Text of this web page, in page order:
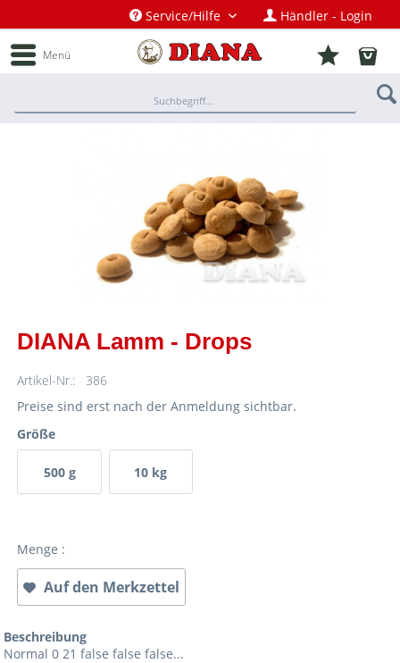
Service/Hilfe Händler - Login
Menü
DIANA Lamm - Drops
Artikel-Nr.:
386
Preise sind erst nach der Anmeldung sichtbar.
Größe
500 g 10 kg
Menge :
Auf den Merkzettel
Beschreibung
Normal 0 21 false false false...